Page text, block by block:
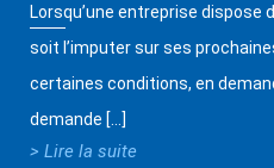
Lorsqu’une entreprise dispose
soit l’imputer sur ses
certaines conditions, en
demande […]
> Lire la suite